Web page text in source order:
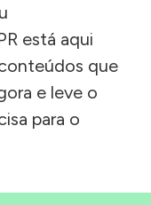
está aqui
que
e leve o
para o